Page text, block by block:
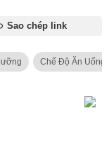
Sao chép link
Chế Độ Ăn Uống